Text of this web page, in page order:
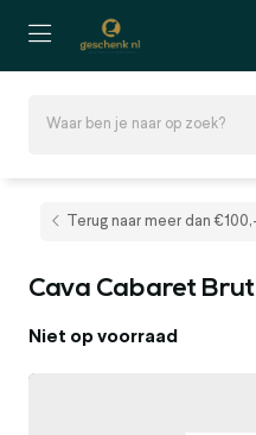
Terug naar meer dan
Cava Cabaret
Niet op voorraad